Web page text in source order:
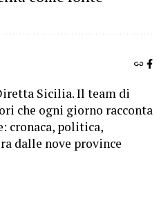
Sicilia. Il team di
che ogni giorno racconta
cronaca, politica,
dalle nove province